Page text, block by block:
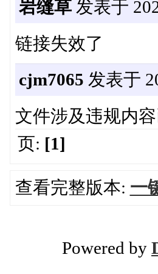
岩缝草发表于
链接失效了
cjm7065 发表于
文件涉及违规内
页: [1]
查看完整版本: 一
Powered by